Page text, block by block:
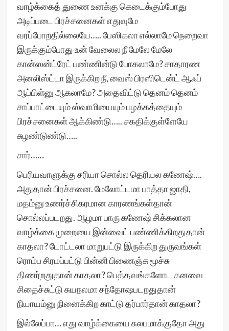
வாழ்க்கைத் துணை உனக்கு கெடைக்கும்போது
அடிப்படை பிரச்சனைகள் எதுவுமே
வரப்போறதில்லையே….. பேஸிகலா எல்லாமே நெறைவா
இருக்கும்போது உன் வேலைல நீ மேலே மேலே
கான்ஸன்ட்ரேட் பண்ணின்டு போகலாமே? சாதாரண
அனலிஸ்ட்டா இருக்கிற நீ, வைஸ் பிரஸிடென்ட் ஆஃப்
ஆப்பிள்னு ஆகலாமே? அதைவிட்டு தெனம் தெனம்
சாப்பாட்டையும் ஸ்வாமியையும் பழக்கத்தையும்
பிரச்சனைகள் ஆக்கிண்டு….. சகதிக்குள்ளேயே
சுழண்டுண்டு…..
சார்……
பெரியவாளுக்கு சரியா சொல்ல தெரியல கணேஷ்….
அதுதான் பிரச்சனை. மேலோட்டமா பாத்தா ஜாதி,
மதம்னு உணர்ச்சிகரமான காரணங்கள்தான்
சொல்லப்படறது. ஆழமா பாரு கணேஷ் சிக்கலான
வாழ்க்கை முறையை இன்வைட் பண்ணிக்கிறதுதான்
காதலா? டோட்டலா மாறுபட்டு இருக்கிற துருவங்கள்
ரொம்ப சிரமப்பட்டு பின்னி பிணைஞ்சு மூச்சு
திணர்றதுதான் காதலா? பெத்தவங்களோட கனவை
சிதைச்சுட்டு சுயநலமா சந்தோஷபடறதுதான்
நியாயம்னு நினைக்கிற காட்டு தர்பார்தான் காதலா?
இல்லேப்பா… எது வாழ்க்கையை சுலபமாக்குதோ அது